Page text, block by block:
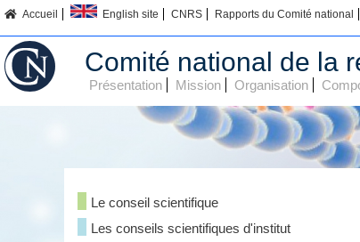
Accueil English site CNRS Rapports du Comité national
Comité national de la
Présentation Mission Organisation
Le conseil scientifique
Les conseils scientifiques d'institut